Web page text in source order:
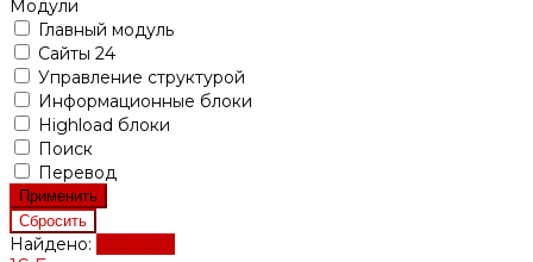
Модули
Главный модуль
Сайты 24
Управление структурой
Информационные блоки
Highload блоки
Поиск
Перевод
Найдено: